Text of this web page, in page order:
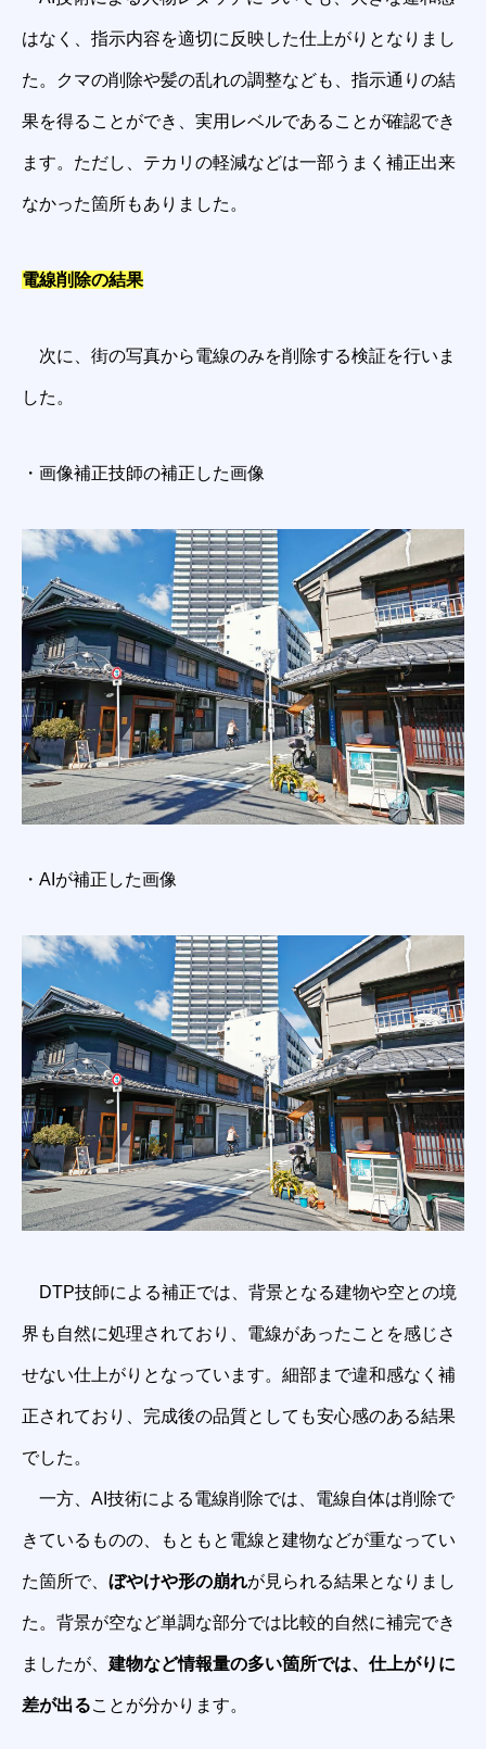
はなく、指示内容を適切に反映した仕上がりとなりまし
た。クマの削除や髪の乱れの調整なども、指示通りの結
果を得ることができ、実用レベルであることが確認でき
ます。ただし、テカリの軽減などは一部うまく補正出来
なかった箇所もありました。
電線削除の結果
次に、街の写真から電線のみを削除する検証を行いま
した。
・画像補正技師の補正した画像
・AIが補正した画像
DTP技師による補正では、背景となる建物や空との境
界も自然に処理されており、電線があったことを感じさ
せない仕上がりとなっています。細部まで違和感なく補
正されており、完成後の品質としても安心感のある結果
でした。
一方、AI技術による電線削除では、電線自体は削除で
きているものの、もともと電線と建物などが重なってい
た箇所で、 ぼやけや形の崩れが見られる結果となりまし
た。背景が空など単調な部分では比較的自然に補完でき
ましたが、 建物など情報量の多い箇所では、仕上がりに
差が出ることが分かります。